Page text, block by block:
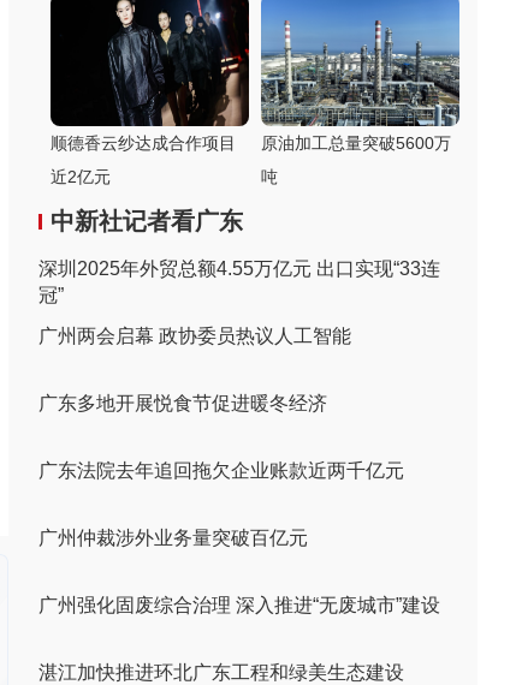
顺德香云纱达成合作项目
近2亿元
原油加工总量突破5600万
吨
中新社记者看广东
深圳2025年外贸总额4.55万亿元 出口实现“33连
冠”
广州两会启幕 政协委员热议人工智能
广东多地开展悦食节促进暖冬经济
广东法院去年追回拖欠企业账款近两千亿元
广州仲裁涉外业务量突破百亿元
广州强化固废综合治理 深入推进“无废城市”建设
湛江加快推进环北广东工程和绿美生态建设